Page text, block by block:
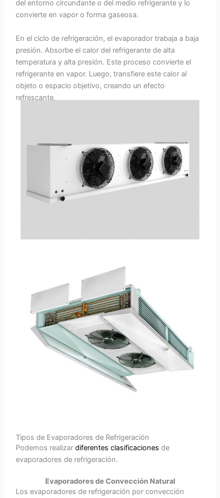
del entorno circundante o del medio refrigerante y lo
convierte en vapor o forma gaseosa.
En el ciclo de refrigeración, el evaporador trabaja a baja
presión. Absorbe el calor del refrigerante de alta
temperatura y alta presión. Este proceso convierte el
refrigerante en vapor. Luego, transfiere este calor al
objeto o espacio objetivo, creando un efecto
refrescante.
Tipos de Evaporadores de Refrigeración
Podemos realizardiferentes clasificaciones de
evaporadores de refrigeración.
Evaporadores de Convección Natural
Los evaporadores de refrigeración por convección